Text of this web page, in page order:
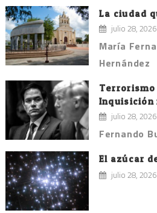
La ciudad
julio 28, 2026
María
Hernández
Inquisición
julio 28, 2026
Fernando
El azúcar
julio 28, 2026